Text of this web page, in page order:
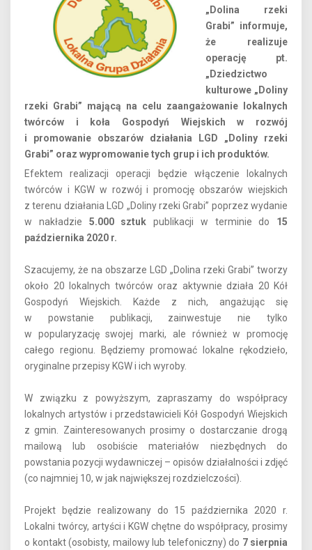
„Dolina rzeki
Grabi” informuje,
że realizuje
operację pt.
„Dziedzictwo
kulturowe „Doliny
rzeki Grabi” mającą na celu zaangażowanie lokalnych
twórców i koła Gospodyń Wiejskich w rozwój
i promowanie obszarów działania LGD „Doliny rzeki
Grabi” oraz wypromowanie tych grup i ich produktów.
Efektem realizacji operacji będzie włączenie lokalnych
twórców i KGW w rozwój i promocję obszarów wiejskich
z terenu działania LGD „Doliny rzeki Grabi” poprzez wydanie
w nakładzie 5.000 sztuk publikacji w terminie do 15
października 2020 r.
Szacujemy, że na obszarze LGD „Dolina rzeki Grabi” tworzy
około 20 lokalnych twórców oraz aktywnie działa 20 Kół
Gospodyń Wiejskich. Każde z nich, angażując się
w powstanie publikacji, zainwestuje nie tylko
w popularyzację swojej marki, ale również w promocję
całego regionu. Będziemy promować lokalne rękodzieło,
oryginalne przepisy KGW i ich wyroby.
W związku z powyższym, zapraszamy do współpracy
lokalnych artystów i przedstawicieli Kół Gospodyń Wiejskich
z gmin. Zainteresowanych prosimy o dostarczanie drogą
mailową lub osobiście materiałów niezbędnych do
powstania pozycji wydawniczej – opisów działalności i zdjęć
(co najmniej 10, w jak największej rozdzielczości).
Projekt będzie realizowany do 15 października 2020 r.
Lokalni twórcy, artyści i KGW chętne do współpracy, prosimy
o kontakt (osobisty, mailowy lub telefoniczny) do 7 sierpnia